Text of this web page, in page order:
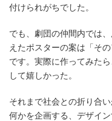
付けられがちでした。
でも、劇団の仲間内では
えたポスターの案は「そ
です。実際に作ってみた
して嬉しかった。
それまで社会との折り合
何かを企画する、デザイ